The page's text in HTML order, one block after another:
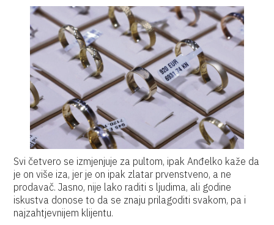
Svi četvero se izmjenjuje za pultom, ipak Anđelko kaže da
je on više iza, jer je on ipak zlatar prvenstveno, a ne
prodavač. Jasno, nije lako raditi s ljudima, ali godine
iskustva donose to da se znaju prilagoditi svakom, pa i
najzahtjevnijem klijentu.